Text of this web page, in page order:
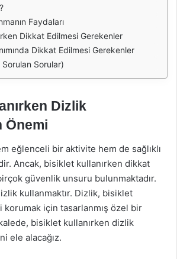
Faydaları
Dikkat Edilmesi Gerekenler
Dikkat Edilmesi Gerekenler
Sorulan Sorular)
Dizlik
Önemi
eğlenceli bir aktivite hem de sağlıklı
Ancak, bisiklet kullanırken dikkat
güvenlik unsuru bulunmaktadır.
kullanmaktır. Dizlik, bisiklet
için tasarlanmış özel bir
bisiklet kullanırken dizlik
ele alacağız.